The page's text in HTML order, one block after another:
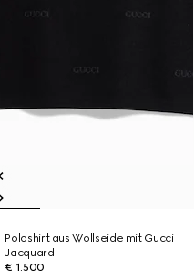
Poloshirt aus Wollseide mit Gucci
Jacquard
€ 1.500